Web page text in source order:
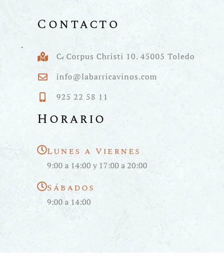
Contacto
C. Corpus Christi 10. 45005 Toledo
info@labarricavinos.com
925 22 58 11
Horario
Lunes a Viernes
9:00 a 14:00 y 17:00 a 20:00
Sábados
9:00 a 14:00